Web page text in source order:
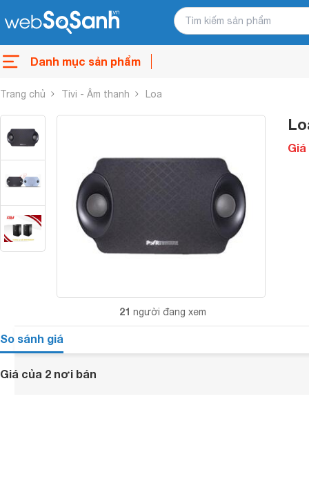
Danh mục sản phẩm
Trang chủ Tivi - Âm thanh Loa
21 người đang xem
Giá
So sánh giá
Giá của 2 nơi bán